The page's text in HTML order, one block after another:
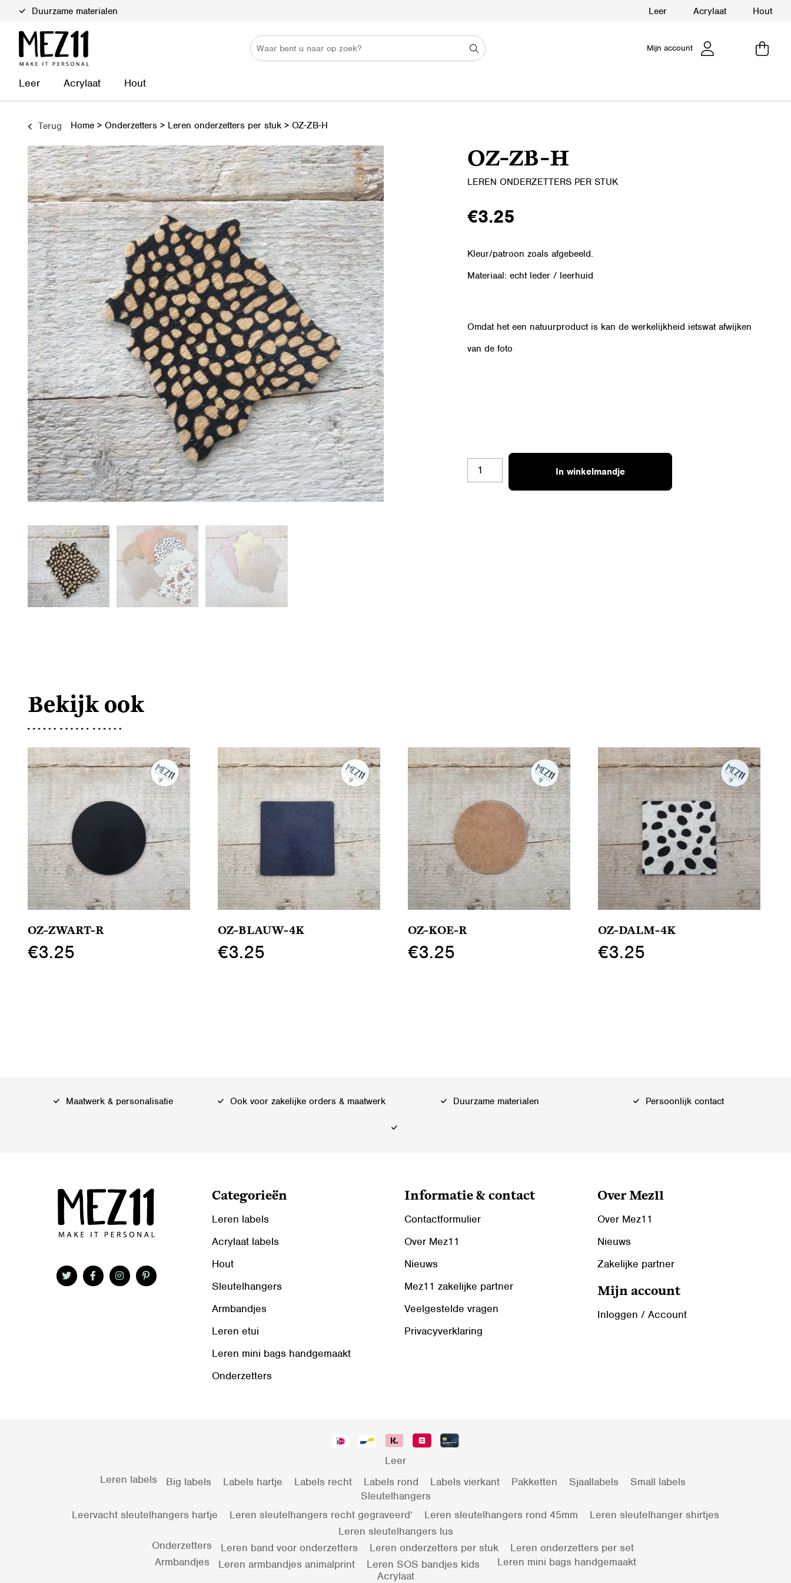
Duurzame materialen Leer Acrylaat Hout
Mijn account
Leer Acrylaat Hout
Terug Home > Onderzetters > Leren onderzetters per stuk > OZ-ZB-H
OZ-ZB-H
LEREN ONDERZETTERS PER STUK
€3.25
Kleur/patroon zoals afgebeeld.
Materiaal: echt leder / leerhuid
Omdat het een natuurproduct is kan de werkelijkheid ietswat afwijken
van de foto
OZ-
ZB-
In winkelmandje
Bekijk ook
OZ-ZWART-R
€3.25
OZ-BLAUW-4K
€3.25
OZ-KOE-R
€3.25
OZ-DALM-4K
€3.25
Maatwerk & personalisatie Ook voor zakelijke orders & maatwerk Duurzame materialen Persoonlijk contact
Categorieën
Leren labels
Acrylaat labels
Hout
Sleutelhangers
Armbandjes
Leren etui
Leren mini bags handgemaakt
Onderzetters
Informatie & contact
Contactformulier
Over Mez11
Nieuws
Mez11 zakelijke partner
Veelgestelde vragen
Privacyverklaring
Over Mez11
Over Mez11
Nieuws
Zakelijke partner
Mijn account
Inloggen / Account
Leer
Leren labels
Big labels Labels hartje Labels recht Labels rond Labels vierkant Pakketten Sjaallabels
Small labels
Sleutelhangers
Leervacht sleutelhangers hartje
Leren sleutelhangers recht gegraveerd’ Leren sleutelhangers rond 45mm
Leren sleutelhanger shirtjes
Leren sleutelhangers lus
Onderzetters
Leren band voor onderzetters Leren onderzetters per stuk
Leren onderzetters per set
Armbandjes
Leren armbandjes animalprint Leren SOS bandjes kids
Leren mini bags handgemaakt
Acrylaat